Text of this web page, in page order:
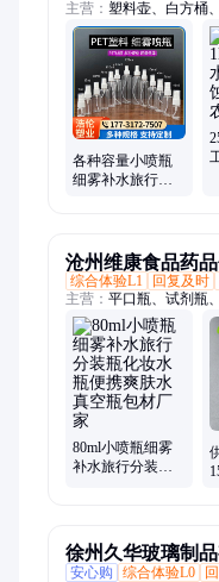
主营： 塑料壶、白方桶
喷瓶、空瓶子、千林瓶
装酒瓶、农药瓶子、油
素桶、粉剂桶、清洁剂
各种容量小喷瓶
细雾补水旅行分
沧州维康食品药
综合体验L1
回复及时
主营： 平口瓶、试剂瓶
瓶、液体分装瓶、医用
80ml小喷瓶细雾
补水旅行分装瓶
徐州久华玻璃制
安心购
综合体验L0